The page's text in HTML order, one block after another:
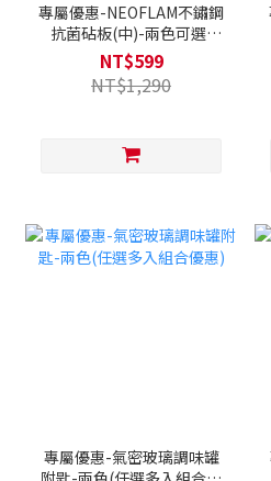
專屬優惠-NEOFLAM不鏽鋼
抗菌砧板(中)-兩色可選-
White silver/奶茶粉
NT$599
NT$1,290
專屬優惠-氣密玻璃調味罐